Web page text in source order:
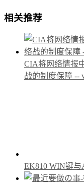
相关推荐
CIA将网络情报
战的制度保障 --
EK810 WIN键